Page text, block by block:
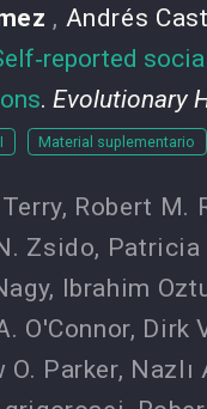
, Andrés
. Evolutionary
Material suplementario
, Robert M.
Zsido, Patricia
, Ibrahim
O'Connor, Dirk
O. Parker, Nazlı